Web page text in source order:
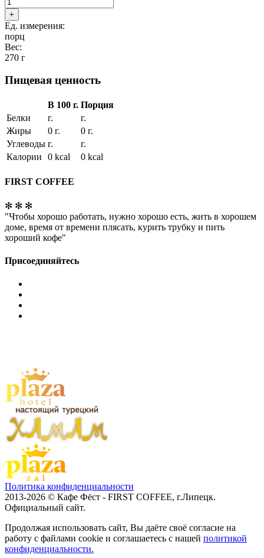
+
Ед. измерения:
порц
Вес:
270 г
Пищевая ценность
В 100 г. Порция
Белки
г.
г.
Жиры
0 г.
0 г.
Углеводы г.
г.
Калории
0 kcal 0 kcal
FIRST COFFEE
✻ ✻ ✻
"Чтобы хорошо работать, нужно хорошо есть, жить в хорошем
доме, время от времени плясать, курить трубку и пить
хороший кофе"
Присоединяйтесь
Политика конфиденциальности
2013-2026 © Кафе Фёст - FIRST COFFEE, г.Липецк.
Официальный сайт.
Продолжая использовать сайт, Вы даёте своё согласие на
работу с файлами cookie и соглашаетесь с нашей политикой
конфиденциальности.